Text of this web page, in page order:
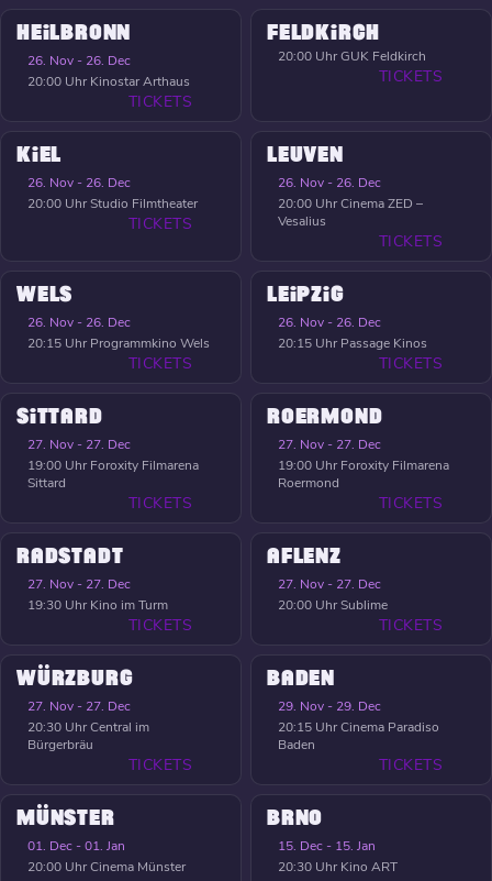
HEILBRONN
26. Nov - 26. Dec
20:00 Uhr Kinostar Arthaus
TICKETS
FELDKIRCH
20:00 UhrGUK Feldkirch
TICKETS
KIEL
26. Nov - 26. Dec
20:00 UhrStudio Filmtheater
TICKETS
LEUVEN
26. Nov - 26. Dec
20:00 UhrCinema ZED –
Vesalius
TICKETS
WELS
26. Nov - 26. Dec
20:15 Uhr Programmkino Wels
TICKETS
LEIPZIG
26. Nov - 26. Dec
20:15 Uhr Passage Kinos
TICKETS
SITTARD
27. Nov - 27. Dec
19:00 Uhr Foroxity Filmarena
Sittard
TICKETS
ROERMOND
27. Nov - 27. Dec
19:00 Uhr Foroxity Filmarena
Roermond
TICKETS
RADSTADT
27. Nov - 27. Dec
19:30 Uhr Kino im Turm
TICKETS
AFLENZ
27. Nov - 27. Dec
20:00 UhrSublime
TICKETS
WÜRZBURG
27. Nov - 27. Dec
20:30 UhrCentral im
Bürgerbräu
TICKETS
BADEN
29. Nov - 29. Dec
20:15 UhrCinema Paradiso
Baden
TICKETS
MÜNSTER
01. Dec - 01. Jan
20:00 UhrCinema Münster
BRNO
15. Dec - 15. Jan
20:30 Uhr Kino ART